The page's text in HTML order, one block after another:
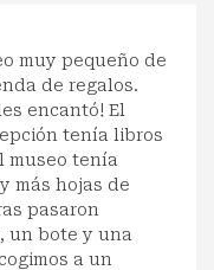
muy pequeño de
de regalos.
encantó! El
tenía libros
museo tenía
más hojas de
pasaron
un bote y una
a un